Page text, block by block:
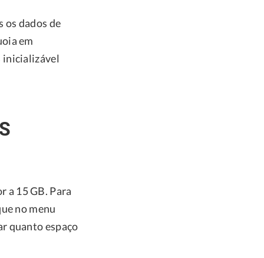
os dados de
em
inicializável
a 15 GB. Para
no menu
quanto espaço